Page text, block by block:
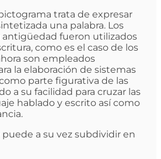
trata de expresar
una palabra. Los
antigüedad fueron utilizados
como es el caso de los
son empleados
la elaboración de sistemas
parte figurativa de las
a su facilidad para cruzar las
hablado y escrito así como
a su vez subdividir en